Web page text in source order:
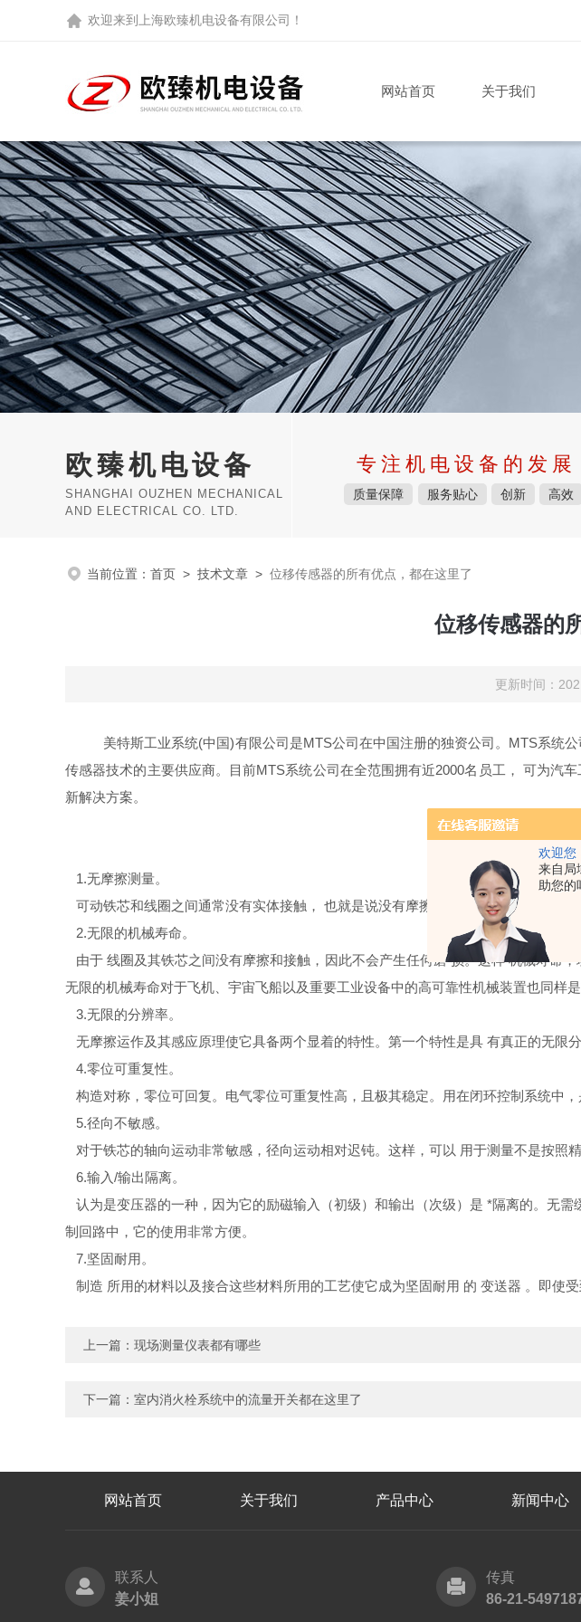
欢迎您
来自局
助您的
欢迎来到 上海欧臻机电设备有限公司 ！
网站首页 关于我们
欧臻机电设备
SHANGHAI OUZHEN MECHANICAL
AND ELECTRICAL CO. LTD.
专注机电设备的发展
质量保障 服务贴心 创新 高效
当前位置： 首页 > 技术文章 > 位移传感器的所有优点，都在这里了
位移传感器的
更新时间：
美特斯工业系统(中国)有限公司是MTS公司在中国注册的独资公司。MTS系统
传感器技术的主要供应商。目前MTS系统公司在全范围拥有近2000名员工， 可为汽
新解决方案。
1.无摩擦测量。
可动铁芯和线圈之间通常没有实体接触， 也就是说没有摩擦 的部件。它被用于可以
2.无限的机械寿命。
由于 线圈及其铁芯之间没有摩擦和接触，因此不会产生任何磨 损。这样 机械寿命
无限的机械寿命对于飞机、宇宙飞船以及重要工业设备中的高可靠性机械装置也同样是
3.无限的分辨率。
无摩擦运作及其感应原理使它具备两个显着的特性。第一个特性是具 有真正的无限
4.零位可重复性。
构造对称，零位可回复。电气零位可重复性高，且极其稳定。用在闭环控制系统中
5.径向不敏感。
对于铁芯的轴向运动非常敏感，径向运动相对迟钝。这样，可以 用于测量不是按照
6.输入/输出隔离。
认为是变压器的一种，因为它的励磁输入（初级）和输出（次级）是 *隔离的。无
制回路中，它的使用非常方便。
7.坚固耐用。
制造 所用的材料以及接合这些材料所用的工艺使它成为坚固耐用 的 变送器 。即使
上一篇： 现场测量仪表都有哪些
下一篇： 室内消火栓系统中的流量开关都在这里了
网站首页 关于我们 产品中心 新闻中心
联系人
姜小姐
传真
86-21-